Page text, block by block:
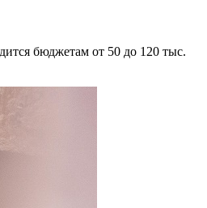
бюджетам от 50 до 120 тыс.